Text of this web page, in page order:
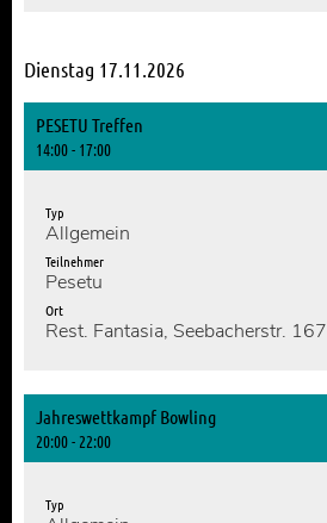
Dienstag 17.11.2026
PESETU Treffen
14:00 - 17:00
Typ
Allgemein
Teilnehmer
Pesetu
Ort
Rest. Fantasia, Seebacherstr. 167
Jahreswettkampf Bowling
20:00 - 22:00
Typ